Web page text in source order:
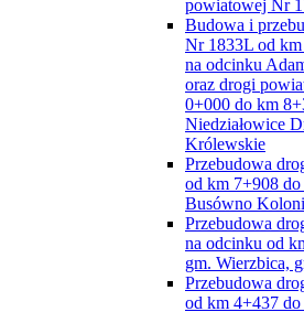
powiatowej Nr
Budowa i
Nr 1833L od
na odcinku
oraz drogi
0+000 do km
Niedziałowice
Królewskie
Przebudowa
od km 7+908
Busówno
Przebudowa
na odcinku od
gm. Wierzbica,
Przebudowa
od km 4+437